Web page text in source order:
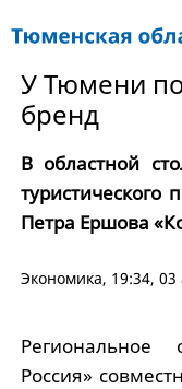
У Тюмени
бренд
В областной
туристического
Петра Ершова
Экономика, 19:34,
Региональное
Россия»